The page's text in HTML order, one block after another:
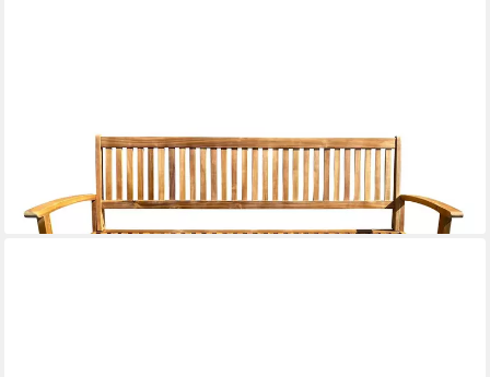
GRASEKAMP
Gartenbank Gartenbank Belmonte
lieferbar - in 5-6 Werktagen bei dir